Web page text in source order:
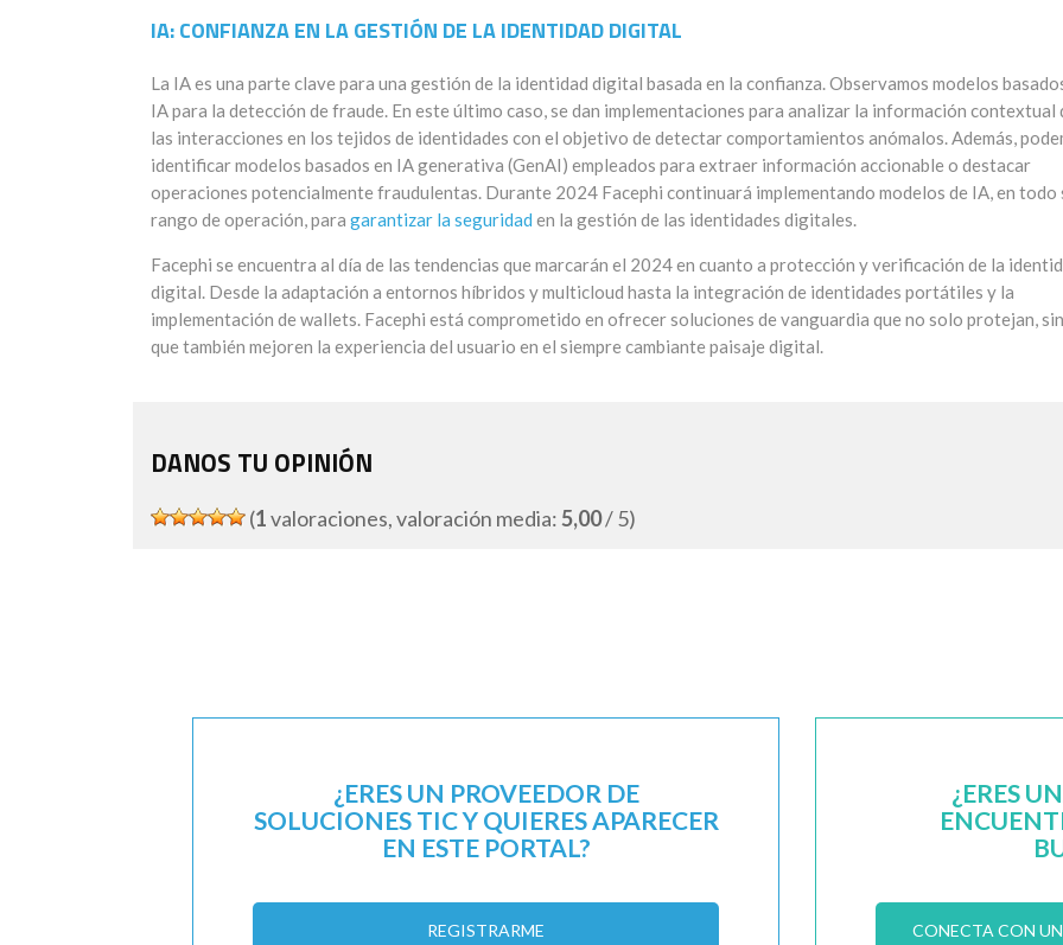
IA: CONFIANZA EN LA GESTIÓN DE LA IDENTIDAD DIGITAL
La IA es una parte clave para una gestión de la identidad digital basada en la confianza. Observamos modelos
IA para la detección de fraude. En este último caso, se dan implementaciones para analizar la información contextual
las interacciones en los tejidos de identidades con el objetivo de detectar comportamientos anómalos. Además,
identificar modelos basados en IA generativa (GenAI) empleados para extraer información accionable o destacar
operaciones potencialmente fraudulentas. Durante 2024 Facephi continuará implementando modelos de IA, en todo
rango de operación, para garantizar la seguridad en la gestión de las identidades digitales.
Facephi se encuentra al día de las tendencias que marcarán el 2024 en cuanto a protección y verificación de la
digital. Desde la adaptación a entornos híbridos y multicloud hasta la integración de identidades portátiles y la
implementación de wallets. Facephi está comprometido en ofrecer soluciones de vanguardia que no solo protejan,
que también mejoren la experiencia del usuario en el siempre cambiante paisaje digital.
DANOS TU OPINIÓN
(1valoraciones, valoración media:5,00/ 5)
¿ERES UN PROVEEDOR DE
SOLUCIONES TIC Y QUIERES APARECER
EN ESTE PORTAL?
REGISTRARME
¿ERES
CONECTA CON